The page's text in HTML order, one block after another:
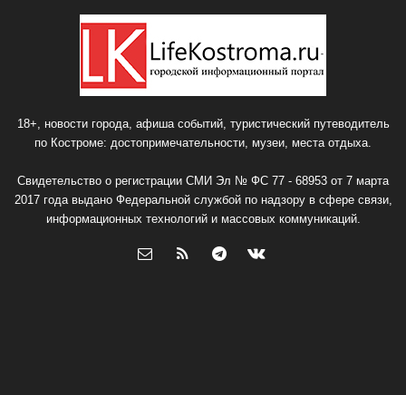
18+, новости города, афиша событий, туристический путеводитель
по Костроме: достопримечательности, музеи, места отдыха.
Свидетельство о регистрации СМИ Эл № ФС 77 - 68953 от 7 марта
2017 года выдано Федеральной службой по надзору в сфере связи,
информационных технологий и массовых коммуникаций.